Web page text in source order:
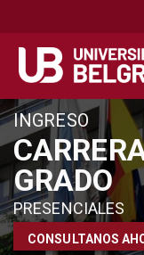
Pasar
contenido
principal
INGRESO
GRADO
PRESENCIALES
CONSULTANOS